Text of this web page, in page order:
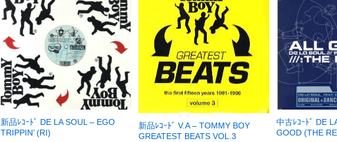
新品ﾚｺｰﾄﾞ DE LA SOUL – EGO
TRIPPIN’ (RI)
新品ﾚｺｰﾄﾞ V.A – TOMMY BOY
GREATEST BEATS VOL.3
中古ﾚｺｰﾄﾞ DE
GOOD (THE